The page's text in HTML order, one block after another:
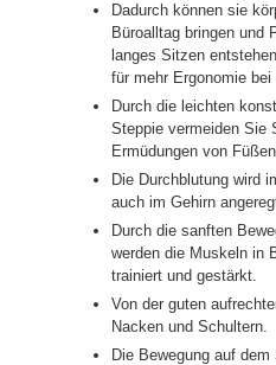
Dadurch können sie
Büroalltag bringen und
langes Sitzen
für mehr Ergonomie
Durch die leichten
Steppie vermeiden Sie
Ermüdungen von
Die Durchblutung wird
auch im Gehirn
Durch die sanften
werden die Muskeln in
trainiert und gestärkt.
Von der guten
Nacken und Schultern.
Die Bewegung auf